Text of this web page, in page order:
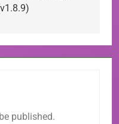
published.